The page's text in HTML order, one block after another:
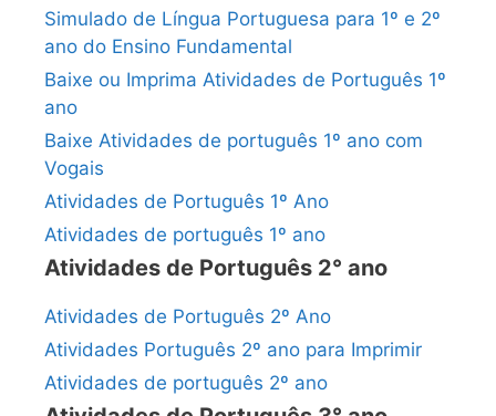
Simulado de Língua Portuguesa para 1º e 2º
ano do Ensino Fundamental
Baixe ou Imprima Atividades de Português 1º
ano
Baixe Atividades de português 1º ano com
Vogais
Atividades de Português 1º Ano
Atividades de português 1º ano
Atividades de Português 2° ano
Atividades de Português 2º Ano
Atividades Português 2º ano para Imprimir
Atividades de português 2º ano